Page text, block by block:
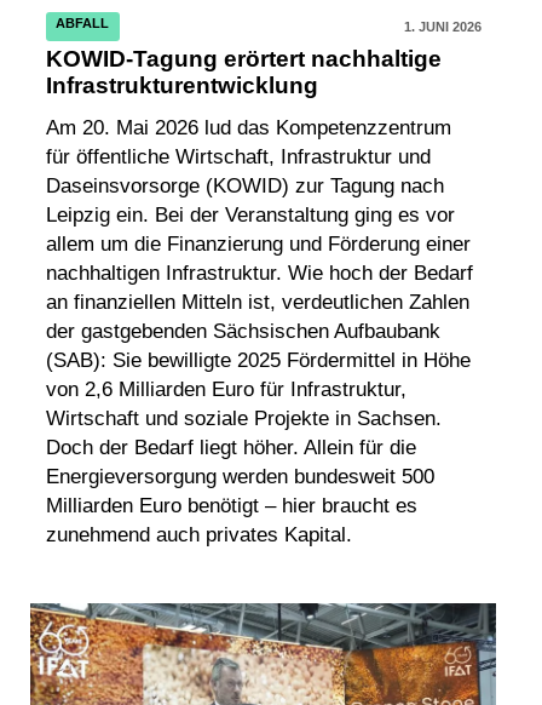
ABFALL 1. JUNI 2026
KOWID-Tagung erörtert nachhaltige
Infrastrukturentwicklung
Am 20. Mai 2026 lud das Kompetenzzentrum
für öffentliche Wirtschaft, Infrastruktur und
Daseinsvorsorge (KOWID) zur Tagung nach
Leipzig ein. Bei der Veranstaltung ging es vor
allem um die Finanzierung und Förderung einer
nachhaltigen Infrastruktur. Wie hoch der Bedarf
an finanziellen Mitteln ist, verdeutlichen Zahlen
der gastgebenden Sächsischen Aufbaubank
(SAB): Sie bewilligte 2025 Fördermittel in Höhe
von 2,6 Milliarden Euro für Infrastruktur,
Wirtschaft und soziale Projekte in Sachsen.
Doch der Bedarf liegt höher. Allein für die
Energieversorgung werden bundesweit 500
Milliarden Euro benötigt – hier braucht es
zunehmend auch privates Kapital.